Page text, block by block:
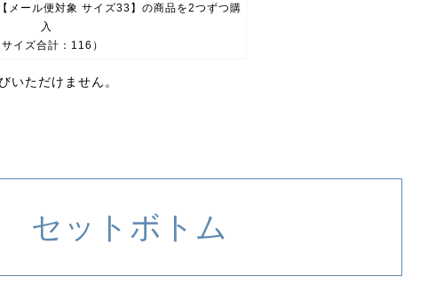
メール便対象 サイズ33】の商品を2つずつ購
入
サイズ合計：116）
いただけません。
セットボトム